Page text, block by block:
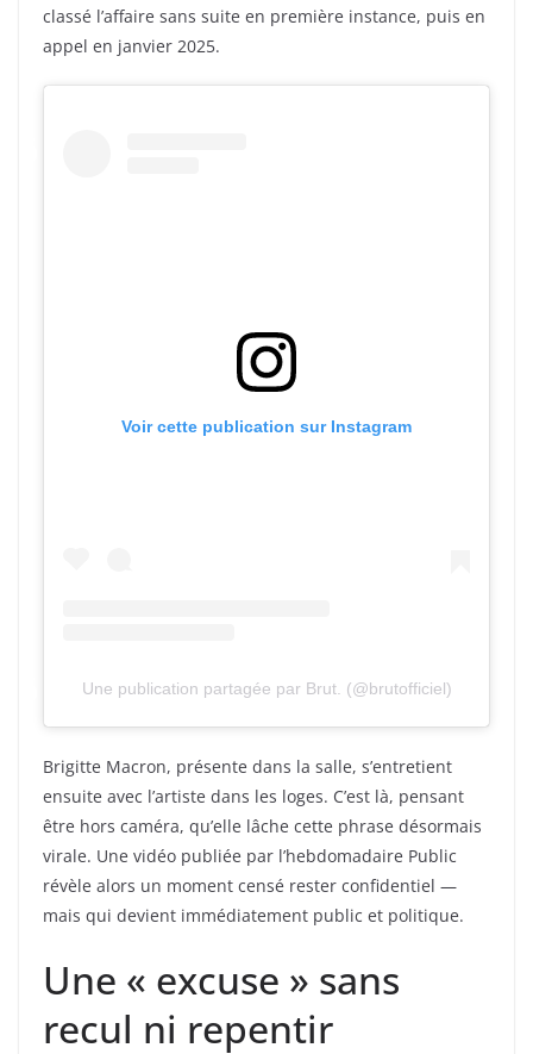
classé l’affaire sans suite en première instance, puis en
appel en janvier 2025.
Voir cette publication sur Instagram
Une publication partagée par Brut. (@brutofficiel)
Brigitte Macron, présente dans la salle, s’entretient
ensuite avec l’artiste dans les loges. C’est là, pensant
être hors caméra, qu’elle lâche cette phrase désormais
virale. Une vidéo publiée par l’hebdomadaire Public
révèle alors un moment censé rester confidentiel —
mais qui devient immédiatement public et politique.
Une « excuse » sans
recul ni repentir